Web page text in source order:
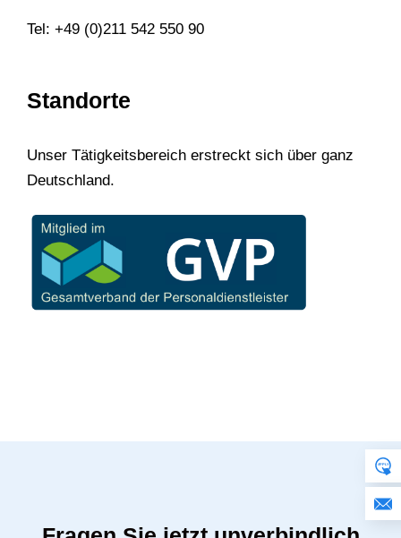
Tel: +49 (0)211 542 550 90
Standorte
Unser Tätigkeitsbereich erstreckt sich über ganz
Deutschland.